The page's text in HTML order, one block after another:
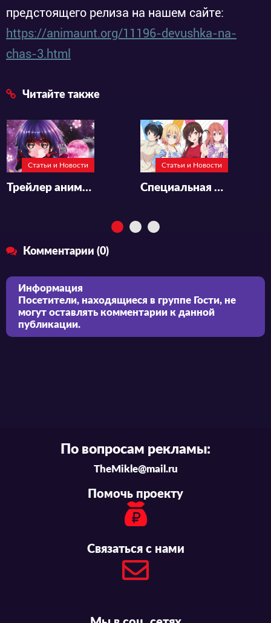
предстоящего релиза на нашем сайте:
https://animaunt.org/11196-devushka-na-
chas-3.html
Читайте также
Статьи и Новости
Трейлер аниме «Dark Gathering» (Тёмное собрание)
Статьи и Новости
Специальная иллюстрация и дата премьеры аниме-сериала «Kanojo, Okarishimasu 3rd Season»
Комментарии (0)
Информация
Посетители, находящиеся в группе Гости, не
могут оставлять комментарии к данной
публикации.
По вопросам рекламы:
TheMikle@mail.ru
Помочь проекту
Связаться с нами